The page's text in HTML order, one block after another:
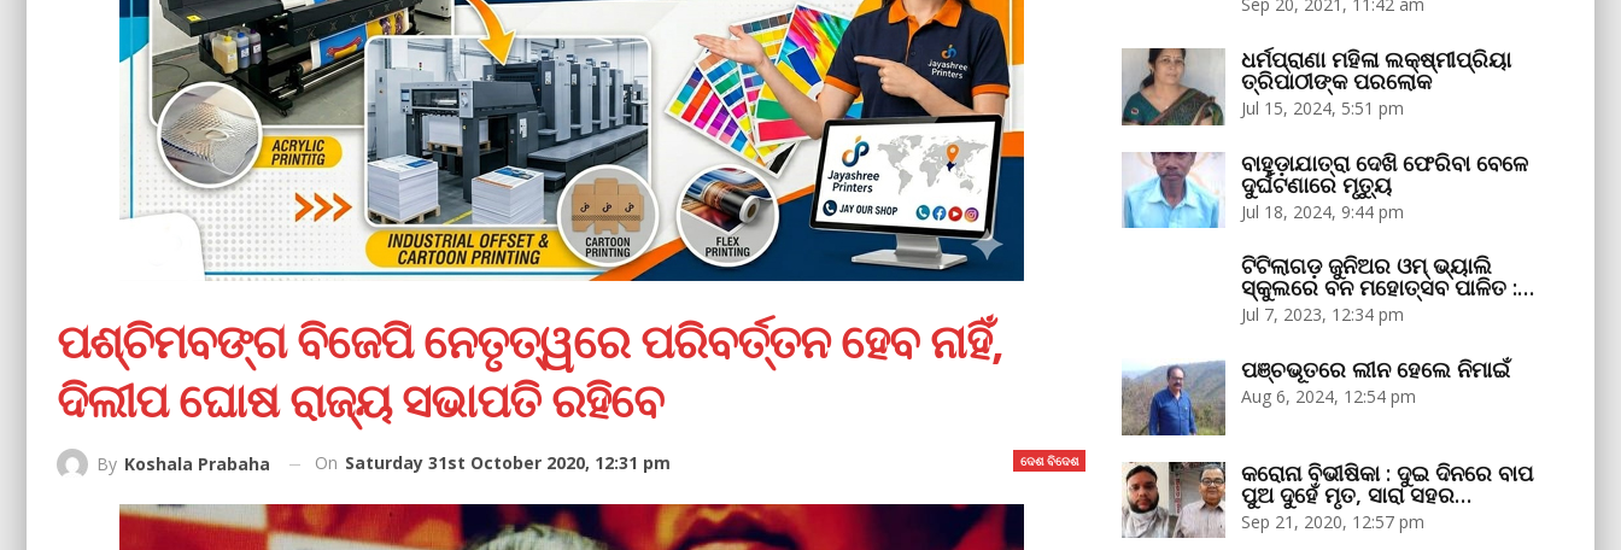
ପଶ୍ଚିମବଙ୍ଗ ବିଜେପି ନେତୃତ୍ୱରେ ପରିବର୍ତ୍ତନ ହେବ ନାହିଁ,
ଦିଲୀପ ଘୋଷ ରାଜ୍ୟ ସଭାପତି ରହିବେ
ଦେଶ ବିଦେଶ
By Koshala Prabaha On Saturday 31st October 2020, 12:31 pm
Sep 20, 2021, 11:42 am
ଧର୍ମପ୍ରାଣା ମହିଳା ଲକ୍ଷ୍ମୀପ୍ରିୟା
ତ୍ରିପାଠୀଙ୍କ ପରଲୋକ
Jul 15, 2024, 5:51 pm
ବାହୁଡ଼ାଯାତ୍ରା ଦେଖି ଫେରିବା ବେଳେ
ଦୁର୍ଘଟଣାରେ ମୃତ୍ୟୁ
Jul 18, 2024, 9:44 pm
ଟିଟିଲାଗଡ଼ ଜୁନିଅର ଓମ୍‌ ଭ୍ୟାଲି
ସ୍କୁଲରେ ବନ ମହୋତ୍ସବ ପାଳିତ :…
Jul 7, 2023, 12:34 pm
ପଞ୍ଚଭୂତରେ ଲୀନ ହେଲେ ନିମାଇଁ
Aug 6, 2024, 12:54 pm
କରୋନା ବିଭୀଷିକା : ଦୁଇ ଦିନରେ ବାପ
ପୁଅ ଦୁହେଁ ମୃତ, ସାରା ସହର…
Sep 21, 2020, 12:57 pm